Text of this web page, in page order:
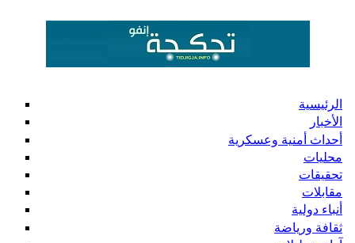
الرئيسية
الأخبار
أحداث أمنية وعسكرية
محليات
تحقيقات
مقابلات
أنباء دولية
ثقافة ورياضة